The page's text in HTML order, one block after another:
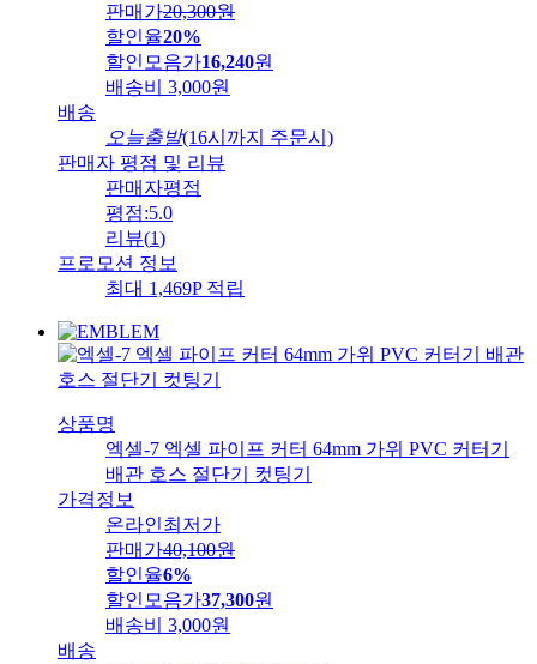
판매가20,300원
할인율20%
할인모음가16,240원
배송비
3,000원
배송
오늘출발(16시까지 주문시)
판매자 평점 및 리뷰
판매자평점
평점:5.0
리뷰(1)
프로모션 정보
최대 1,469P 적립
상품명
엑셀-7 엑셀 파이프 커터 64mm 가위 PVC 커터기
배관 호스 절단기 컷팅기
가격정보
온라인최저가
판매가40,100원
할인율6%
할인모음가37,300원
배송비
3,000원
배송